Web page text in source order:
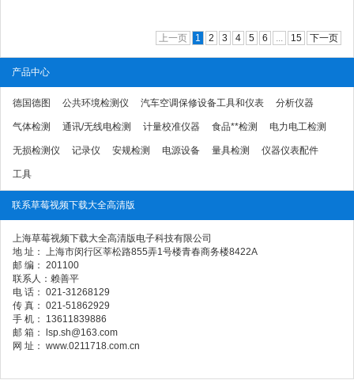
上一页 1 2 3 4 5 6 ... 15 下一页
产品中心
德国德图 公共环境检测仪 汽车空调保修设备工具和仪表 分析仪器
气体检测 通讯/无线电检测 计量校准仪器 食品**检测 电力电工检测
无损检测仪 记录仪 安规检测 电源设备 量具检测 仪器仪表配件
工具
联系草莓视频下载大全高清版
上海草莓视频下载大全高清版电子科技有限公司
地 址： 上海市闵行区莘松路855弄1号楼青春商务楼8422A
邮 编： 201100
联系人：赖善平
电 话： 021-31268129
传 真： 021-51862929
手 机： 13611839886
邮 箱： lsp.sh@163.com
网 址： www.0211718.com.cn